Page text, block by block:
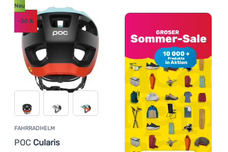
FAHRRADHELM
POC Cularis
Neu
-30 %